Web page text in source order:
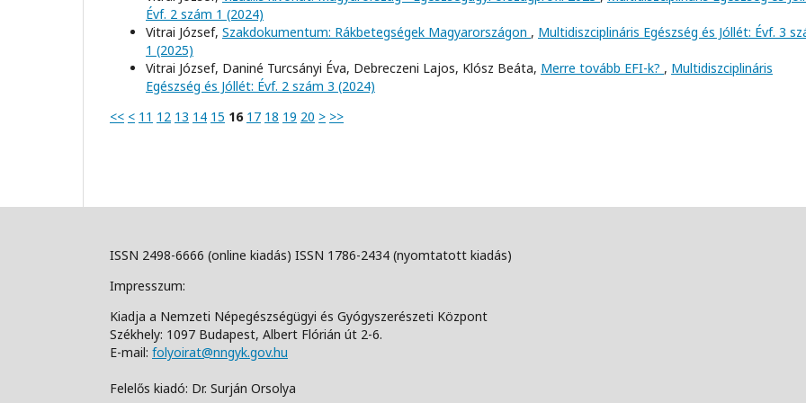
Évf. 2 szám 1 (2024)
Vitrai József, Szakdokumentum: Rákbetegségek Magyarországon , Multidiszciplináris Egészség és Jóllét: Évf. 3
1 (2025)
Vitrai József, Daniné Turcsányi Éva, Debreczeni Lajos, Klósz Beáta, Merre tovább EFI-k? , Multidiszciplináris
Egészség és Jóllét: Évf. 2 szám 3 (2024)
<< < 11 12 13 14 15 16 17 18 19 20 > >>
ISSN 2498-6666 (online kiadás) ISSN 1786-2434 (nyomtatott kiadás)
Impresszum:
Kiadja a Nemzeti Népegészségügyi és Gyógyszerészeti Központ
Székhely: 1097 Budapest, Albert Flórián út 2-6.
E-mail: folyoirat@nngyk.gov.hu
Felelős kiadó: Dr. Surján Orsolya